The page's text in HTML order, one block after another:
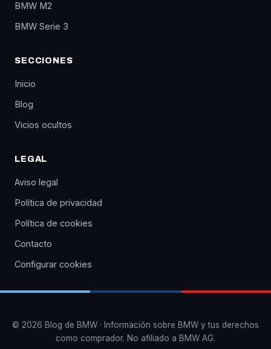
BMW M2
BMW Serie 3
SECCIONES
Inicio
Blog
Vicios ocultos
LEGAL
Aviso legal
Política de privacidad
Política de cookies
Contacto
Configurar cookies
© 2026 Blog de BMW · Información sobre BMW y tus derechos
como comprador. No afiliado a BMW AG.